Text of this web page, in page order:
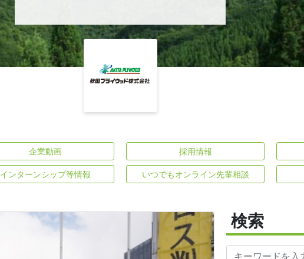
企業動画 採用情報
インターンシップ等情報 いつでもオンライン先輩相談
検索